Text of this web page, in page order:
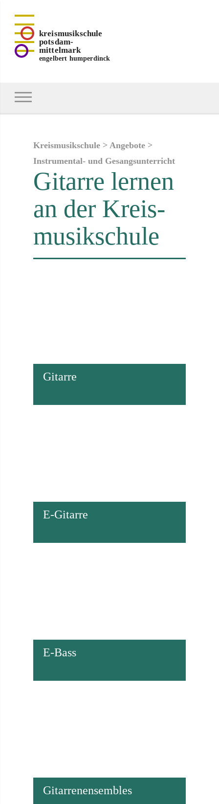
kreismusikschule
potsdam-
mittelmark
engelbert humperdinck
Kreismusikschule > Angebote >
Instrumental- und Gesangsunterricht
Gitarre lernen
an der Kreis­
musikschule
Gitarre
E-Gitarre
E-Bass
Gitarrenensembles